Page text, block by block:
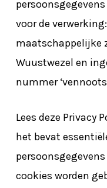
voor de
maatschappelijke
Wuustwezel en
nummer
Lees deze Privacy
het bevat
cookies worden